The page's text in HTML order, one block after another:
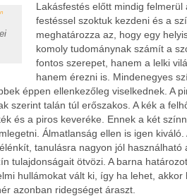
Lakásfestés előtt mindig
festéssel szoktuk kezdeni és a
meghatározza az, hogy egy
komoly tudománynak számít a
fontos szerepet, hanem a lelki
hanem érezni is. Mindenegyes
éppen ellenkezőleg viselkednek. A
szerint talán túl erőszakos. A kék a
és a piros keveréke. Ennek a két
Álmatlanság ellen is igen
tanulásra nagyon jól
tulajdonságait ötvözi. A barna
hullámokat vált ki, így ha lehet,
azonban ridegséget áraszt.